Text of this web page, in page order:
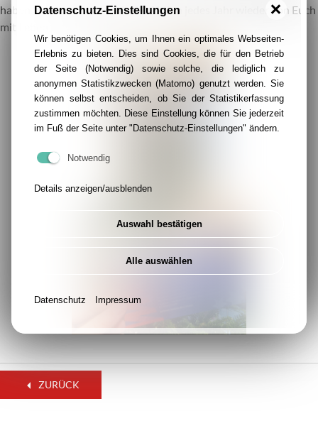
haben. Es ist großartig, wie die Aktion jedes Jahr wieder von Euch
mit Leben gefüllt wird!
ZURÜCK
Datenschutz-Einstellungen
Wir benötigen Cookies, um Ihnen ein optimales Webseiten-
Erlebnis zu bieten. Dies sind Cookies, die für den Betrieb
der Seite (Notwendig) sowie solche, die lediglich zu
anonymen Statistikzwecken (Matomo) genutzt werden. Sie
können selbst entscheiden, ob Sie der Statistikerfassung
zustimmen möchten. Diese Einstellung können Sie jederzeit
im Fuß der Seite unter "Datenschutz-Einstellungen" ändern.
Notwendig
Details anzeigen/ausblenden
Auswahl bestätigen
Alle auswählen
Datenschutz Impressum